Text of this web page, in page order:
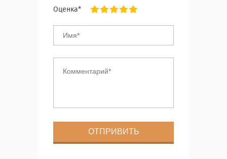
Оценка*